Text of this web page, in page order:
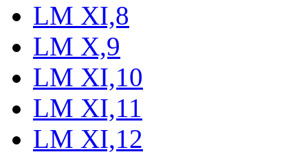
LM XI,8
LM X,9
LM XI,10
LM XI,11
LM XI,12